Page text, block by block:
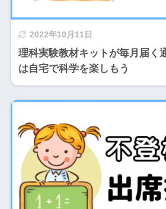
2022年10月11日
理科実験教材キットが毎月届く
は自宅で科学を楽しもう